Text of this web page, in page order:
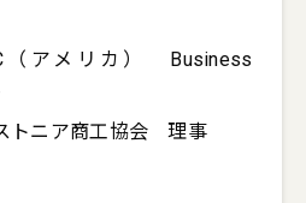
（アメリカ）　Business
トニア商工協会　理事